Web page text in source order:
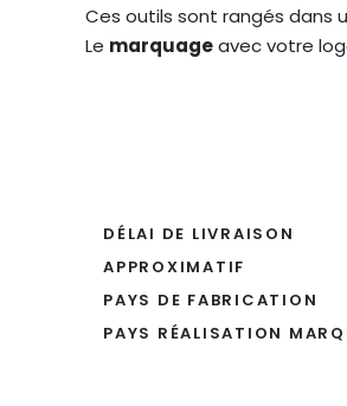
Ces outils sont rangés dans
Le marquageavec votre
DÉLAI DE LIVRAISON
APPROXIMATIF
PAYS DE FABRICATION
PAYS RÉALISATION